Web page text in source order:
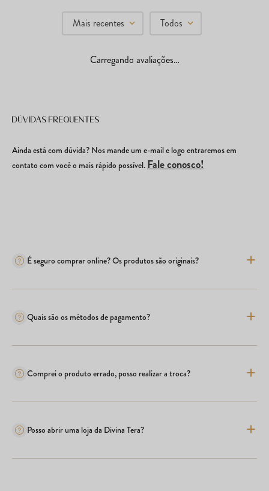
Mais recentes Todos
Carregando avaliações…
Dúvidas frequentes
Ainda está com dúvida? Nos mande um e-mail e logo entraremos em
contato com você o mais rápido possível. Fale conosco!
É seguro comprar online? Os produtos são originais?
Quais são os métodos de pagamento?
Comprei o produto errado, posso realizar a troca?
Posso abrir uma loja da Divina Tera?